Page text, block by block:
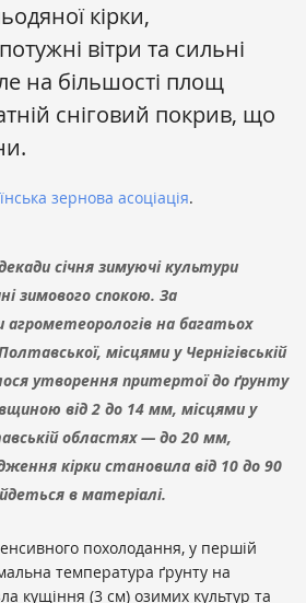
кірки,
вітри та сильні
на більшості площ
сніговий покрив, що
зернова асоціація.
січня зимуючі культури
зимового спокою. За
на багатьох
місцями у Чернігівській
утворення притертої до ґрунту
від 2 до 14 мм, місцями у
областях — до 20 мм,
кірки становила від 10 до 90
в матеріалі.
похолодання, у першій
температура ґрунту на
кущіння (3 см) озимих культур та